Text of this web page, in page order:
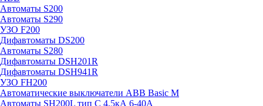
Автоматы S200
Автоматы S290
УЗО F200
Дифавтоматы DS200
Автоматы S280
Дифавтоматы DSH201R
Дифавтоматы DSH941R
УЗО FH200
Автоматические выключатели ABB Basic M
Автоматы SH200L тип С 4.5кА 6-40А